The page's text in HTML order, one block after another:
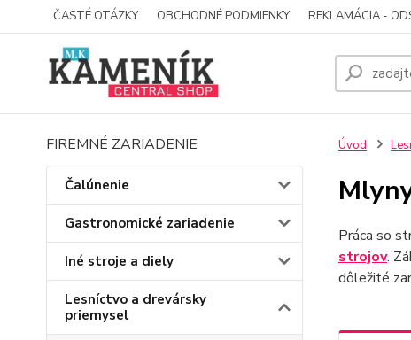
ČASTÉ OTÁZKY OBCHODNÉ PODMIENKY REKLAMÁCIA -
FIREMNÉ ZARIADENIE
Čalúnenie
Gastronomické zariadenie
Iné stroje a diely
Lesníctvo a drevársky
priemysel
Úvod
Práca so
strojov.
dôležité